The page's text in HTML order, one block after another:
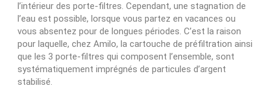
l’intérieur des porte-filtres. Cependant, une stagnation de
l’eau est possible, lorsque vous partez en vacances ou
vous absentez pour de longues périodes. C’est la raison
pour laquelle, chez Amilo, la cartouche de préfiltration ainsi
que les 3 porte-filtres qui composent l’ensemble, sont
systématiquement imprégnés de particules d’argent
stabilisé.